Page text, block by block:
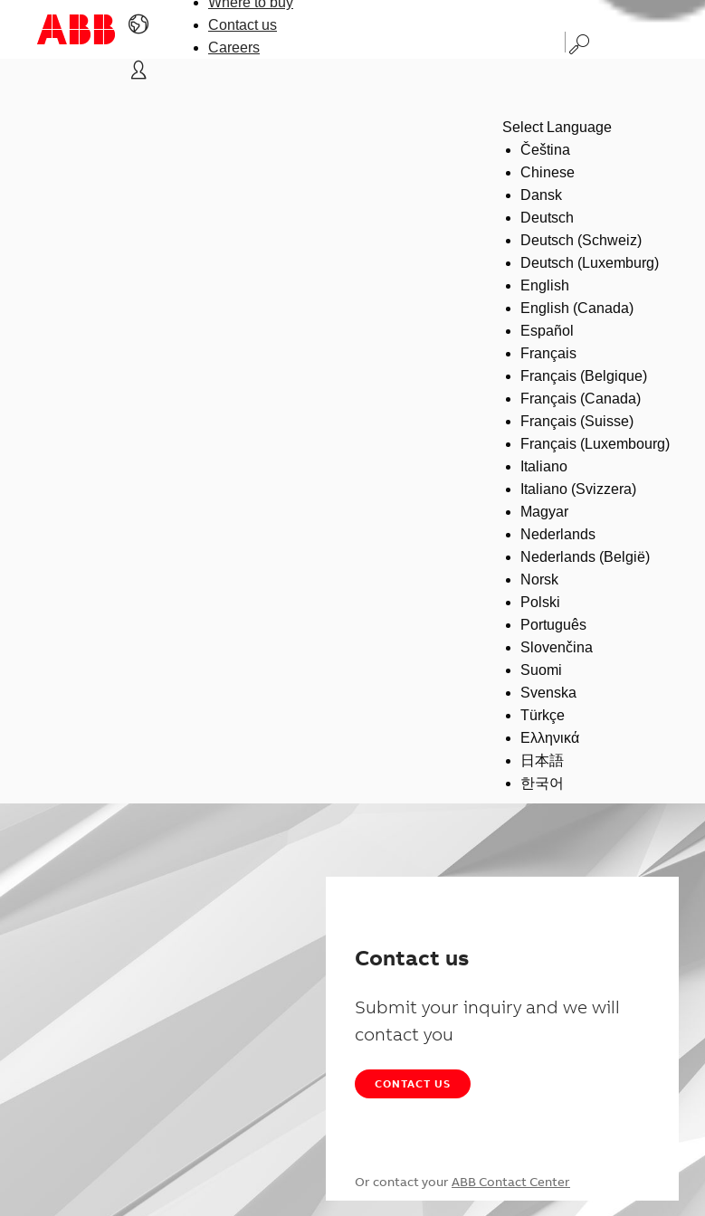
Contact us
Careers
Select Language
Čeština
Chinese
Dansk
Deutsch
Deutsch (Schweiz)
Deutsch (Luxemburg)
English
English (Canada)
Español
Français
Français (Belgique)
Français (Canada)
Français (Suisse)
Français (Luxembourg)
Italiano
Italiano (Svizzera)
Magyar
Nederlands
Nederlands (België)
Norsk
Polski
Português
Slovenčina
Suomi
Svenska
Türkçe
Ελληνικά
日本語
한국어
Contact us
Submit your inquiry and we will
contact you
CONTACT US
Or contact your ABB Contact Center